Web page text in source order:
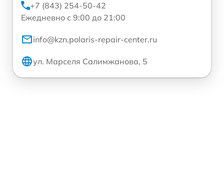
+7 (843) 254-50-42
Ежедневно с 9:00 до 21:00
info@kzn.polaris-repair-center.ru
ул. Марселя Салимжанова, 5